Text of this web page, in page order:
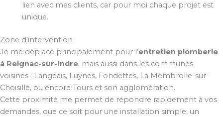
lien avec mes clients, car pour moi chaque projet est
unique.
Zone d’intervention
Je me déplace principalement pour l’entretien plomberie
à Reignac-sur-Indre, mais aussi dans les communes
voisines : Langeais, Luynes, Fondettes, La Membrolle-sur-
Choisille, ou encore Tours et son agglomération.
Cette proximité me permet de répondre rapidement à vos
demandes, que ce soit pour une installation simple, un